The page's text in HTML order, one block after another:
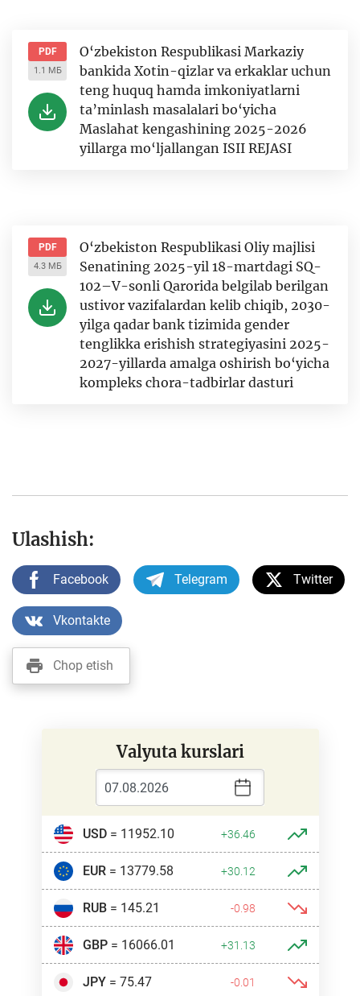
PDF
1.1 МБ
O‘zbekiston Respublikasi Markaziy
bankida Xotin-qizlar va erkaklar uchun
teng huquq hamda imkoniyatlarni
ta’minlash masalalari bo‘yicha
Maslahat kengashining 2025-2026
yillarga mo‘ljallangan ISII REJASI
PDF
4.3 МБ
O‘zbekiston Respublikasi Oliy majlisi
Senatining 2025-yil 18-martdagi SQ-
102–V-sonli Qarorida belgilab berilgan
ustivor vazifalardan kelib chiqib, 2030-
yilga qadar bank tizimida gender
tenglikka erishish strategiyasini 2025-
2027-yillarda amalga oshirish bo‘yicha
kompleks chora-tadbirlar dasturi
Ulashish:
Facebook Telegram Twitter
Vkontakte
Chop etish
Valyuta kurslari
USD= 11952.10 +36.46
EUR= 13779.58 +30.12
RUB= 145.21 -0.98
GBP= 16066.01 +31.13
JPY= 75.47 -0.01